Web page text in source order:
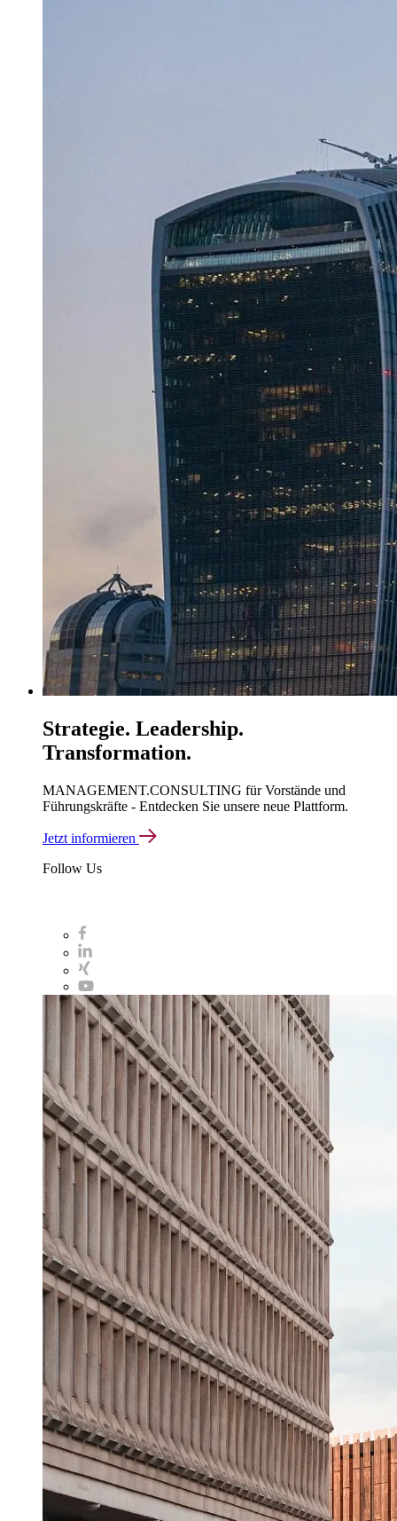
Strategie. Leadership.
Transformation.
MANAGEMENT.CONSULTING für Vorstände und
Führungskräfte - Entdecken Sie unsere neue Plattform.
Jetzt informieren
Follow Us